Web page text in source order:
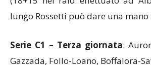
lungo Rossetti può dare una mano
Serie C1 – Terza giornata:
Gazzada, Follo-Loano, Boffalora-